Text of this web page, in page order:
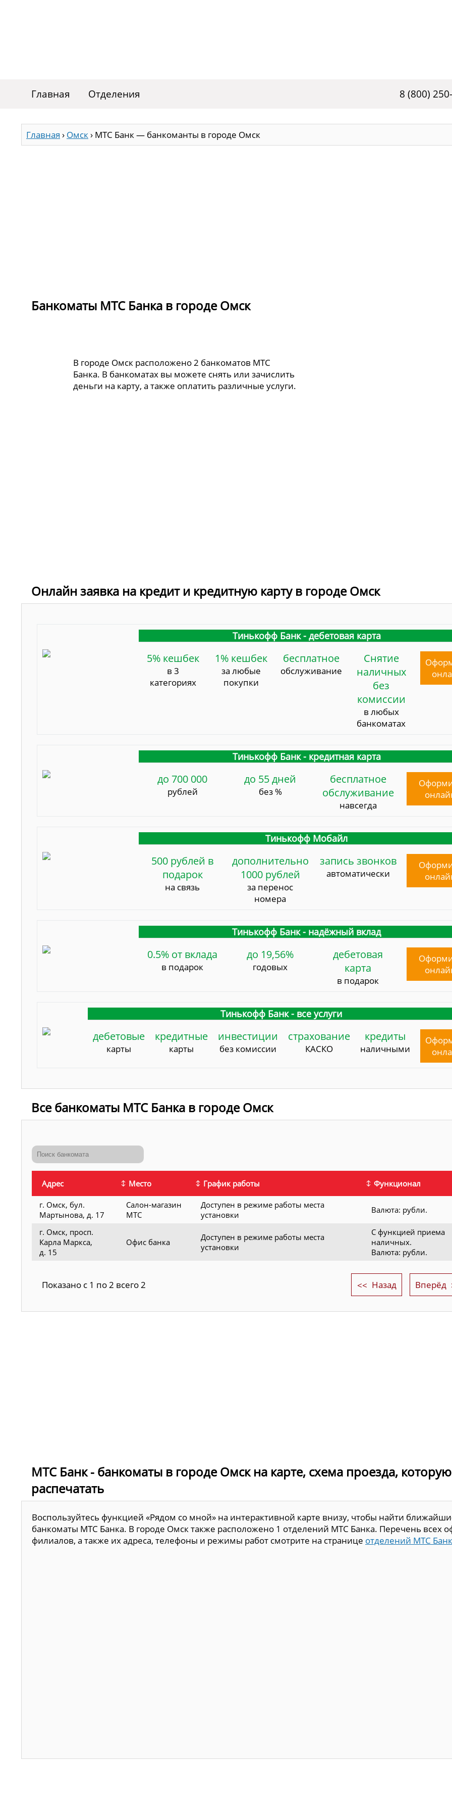
Главная Отделения 8 (800)
Главная › Омск› МТС Банк — банкоманты в городе Омск
Банкоматы МТС Банка в городе Омск
В городе Омск расположено 2 банкоматов МТС
Банка. В банкоматах вы можете снять или зачислить
деньги на карту, а также оплатить различные услуги.
Онлайн заявка на кредит и кредитную карту в городе Омск
Тинькофф Банк - дебетовая карта
5% кешбек
в 3
категориях
1% кешбек
за любые
покупки
бесплатное
обслуживание
Снятие
наличных
без
комиссии
в любых
банкоматах
Тинькофф Банк - кредитная карта
до 700 000
рублей
до 55 дней
без %
бесплатное
обслуживание
навсегда
Тинькофф Мобайл
500 рублей в
подарок
на связь
дополнительно
1000 рублей
за перенос
номера
запись звонков
автоматически
Тинькофф Банк - надёжный вклад
0.5% от вклада
в подарок
до 19,56%
годовых
дебетовая
карта
в подарок
Тинькофф Банк - все услуги
дебетовые
карты
кредитные
карты
инвестиции
без комиссии
страхование
КАСКО
кредиты
наличными
Все банкоматы МТС Банка в городе Омск
Адрес Место График работы Функционал
г. Омск, бул.
Мартынова, д. 17
Салон-магазин
МТС
Доступен в режиме работы места
установки
Валюта: рубли.
г. Омск, просп.
Карла Маркса,
д. 15
Офис банка
Доступен в режиме работы места
установки
С функцией приема
наличных.
Валюта: рубли.
Показано с 1 по 2 всего 2 Назад Вперёд
МТС Банк - банкоматы в городе Омск на карте, схема проезда,
распечатать
Воспользуйтесь функцией «Рядом со мной» на интерактивной карте внизу, чтобы найти
банкоматы МТС Банка. В городе Омск также расположено 1 отделений МТС Банка. Перечень всех
филиалов, а также их адреса, телефоны и режимы работ смотрите на странице отделений МТС